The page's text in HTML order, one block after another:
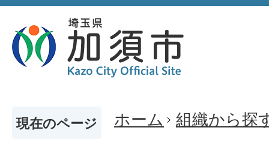
現在のページ ホーム 組織から探